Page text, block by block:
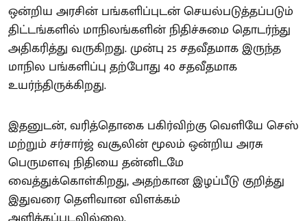
ஒன்றிய அரசின் பங்களிப்புடன் செயல்படுத்தப்படும்
திட்டங்களில் மாநிலங்களின் நிதிச்சுமை தொடர்ந்து
அதிகரித்து வருகிறது. முன்பு 25 சதவீதமாக இருந்த
மாநில பங்களிப்பு தற்போது 40 சதவீதமாக
உயர்ந்திருக்கிறது.
இதனுடன், வரித்தொகை பகிர்விற்கு வெளியே செஸ்
மற்றும் சர்சார்ஜ் வசூலின் மூலம் ஒன்றிய அரசு
பெருமளவு நிதியை தன்னிடமே
வைத்துக்கொள்கிறது, அதற்கான இழப்பீடு குறித்து
இதுவரை தெளிவான விளக்கம்